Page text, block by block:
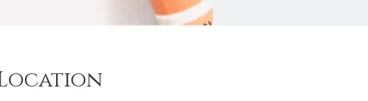
Location